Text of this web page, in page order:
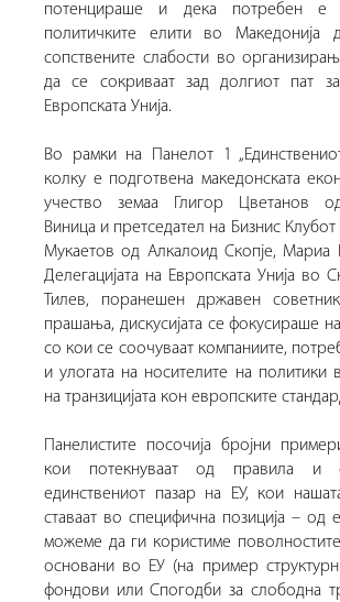
потенцираше и дека потребен е
политичките елити во
сопствените слабости во
да се сокриваат зад долгиот пат
Европската Унија.
Во рамки на Панелот 1
колку е подготвена македонската
учество земаа Глигор Цветанов
Виница и претседател на Бизнис
Мукаетов од Алкалоид Скопје, Мариа
Делегацијата на Европската Унија во
Тилев, поранешен државен
прашања, дискусијата се фокусираше
со кои се соочуваат компаниите,
и улогата на носителите на политики
на транзицијата кон европските
Панелистите посочија бројни
кои потекнуваат од правила и
единствениот пазар на ЕУ, кои
ставаат во специфична позиција – од
можеме да ги користиме
основани во ЕУ (на пример
фондови или Спогодби за слободна